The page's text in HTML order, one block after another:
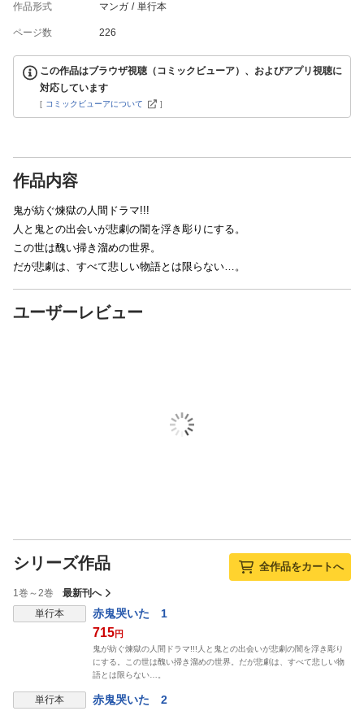
作品形式 マンガ 単行本
ページ数 226
この作品はブラウザ視聴（コミックビューア）、およびアプリ視聴に
対応しています
[ コミックビューアについて ]
作品内容
鬼が紡ぐ煉獄の人間ドラマ!!!
人と鬼との出会いが悲劇の闇を浮き彫りにする。
この世は醜い掃き溜めの世界。
だが悲劇は、すべて悲しい物語とは限らない…。
ユーザーレビュー
シリーズ作品 全作品をカートへ
1巻～2巻
最新刊へ
単行本
赤鬼哭いた 1
715円
鬼が紡ぐ煉獄の人間ドラマ!!!人と鬼との出会いが悲劇の闇を浮き彫り
にする。この世は醜い掃き溜めの世界。だが悲劇は、すべて悲しい物
語とは限らない…。
単行本 赤鬼哭いた 2